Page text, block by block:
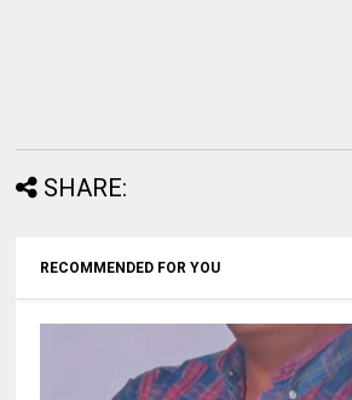
SHARE:
RECOMMENDED FOR YOU